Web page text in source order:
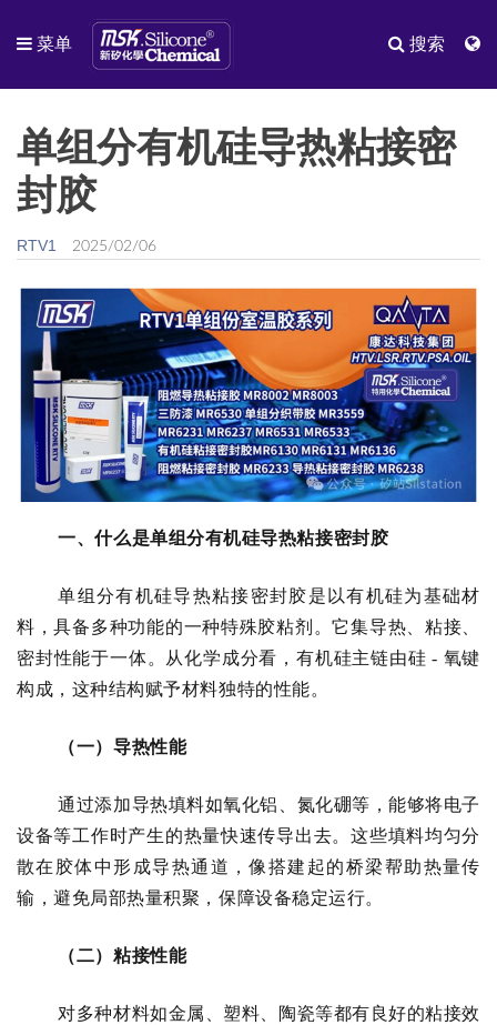
菜单 搜索
单组分有机硅导热粘接密
封胶
RTV1 2025/02/06
一、什么是单组分有机硅导热粘接密封胶
单组分有机硅导热粘接密封胶是以有机硅为基础材
料，具备多种功能的一种特殊胶粘剂。它集导热、粘接、
密封性能于一体。从化学成分看，有机硅主链由硅 - 氧键
构成，这种结构赋予材料独特的性能。
（一）导热性能
通过添加导热填料如氧化铝、氮化硼等，能够将电子
设备等工作时产生的热量快速传导出去。这些填料均匀分
散在胶体中形成导热通道，像搭建起的桥梁帮助热量传
输，避免局部热量积聚，保障设备稳定运行。
（二）粘接性能
对多种材料如金属、塑料、陶瓷等都有良好的粘接效